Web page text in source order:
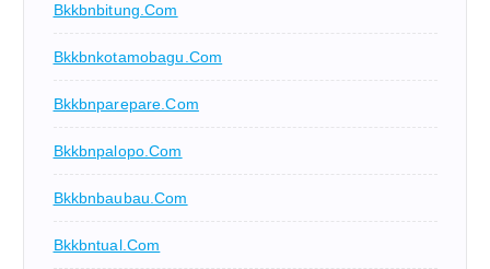
Bkkbnbitung.com
Bkkbnkotamobagu.com
Bkkbnparepare.com
Bkkbnpalopo.com
Bkkbnbaubau.com
Bkkbntual.com